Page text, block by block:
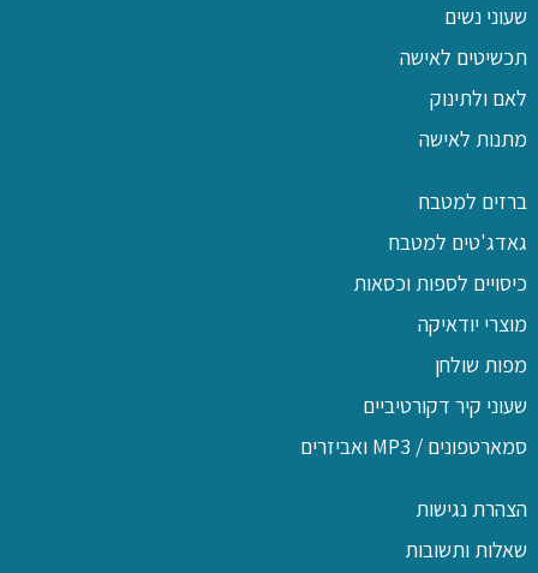
שעוני נשים
תכשיטים לאישה
לאם ולתינוק
מתנות לאישה
ברזים למטבח
גאדג'טים למטבח
כיסויים לספות וכסאות
מוצרי יודאיקה
מפות שולחן
שעוני קיר דקורטיביים
סמארטפונים / MP3 ואביזרים
הצהרת נגישות
שאלות ותשובות